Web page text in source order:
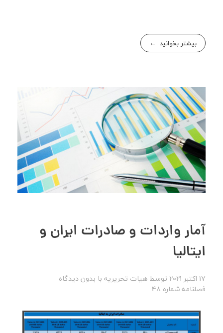
بیشتر بخوانید
آمار واردات و صادرات ایران و
ایتالیا
17 اکتبر 2021 توسط هیات تحریریه با بدون دیدگاه
فصلنامه شماره 48